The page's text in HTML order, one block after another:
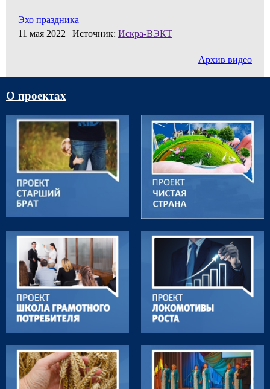
Эхо праздника
11 мая 2022 | Источник: Искра-ВЭКТ
Архив видео
О проектах